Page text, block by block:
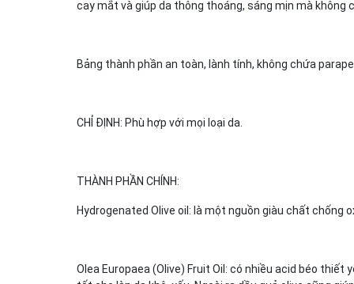
cay mắt và giúp da thông thoáng, sáng mịn mà không
Bảng thành phần an toàn, lành tính, không chứa
CHỈ ĐỊNH: Phù hợp với mọi loại da.
THÀNH PHẦN CHÍNH:
Hydrogenated Olive oil: là một nguồn giàu chất chống
Olea Europaea (Olive) Fruit Oil: có nhiều acid béo